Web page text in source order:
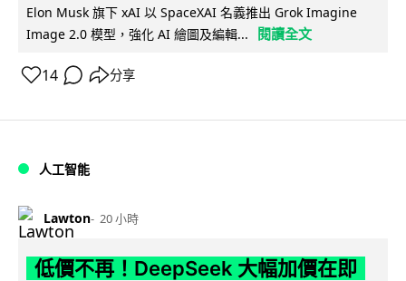
Elon Musk 旗下 xAI 以 SpaceXAI 名義推出 Grok Imagine
Image 2.0 模型，強化 AI 繪圖及編輯...
閱讀全文
14 分享
人工智能
Lawton 20 小時
低價不再！DeepSeek 大幅加價在即